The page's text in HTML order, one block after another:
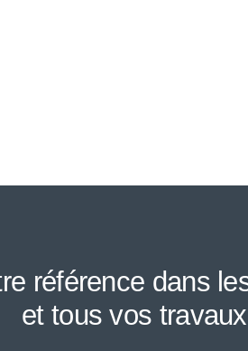
référence dans
et tous vos